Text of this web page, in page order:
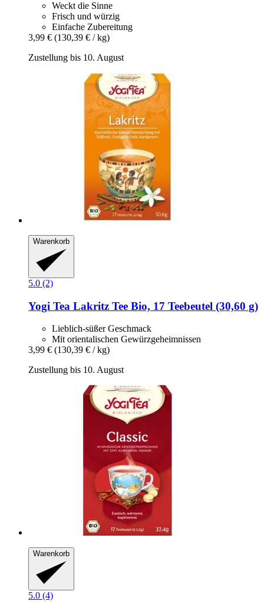
Weckt die Sinne
Frisch und würzig
Einfache Zubereitung
3,99 € (130,39 € / kg)
Zustellung bis 10. August
Warenkorb
5.0 (2)
Yogi Tea Lakritz Tee Bio, 17 Teebeutel (30,60 g)
Lieblich-süßer Geschmack
Mit orientalischen Gewürzgeheimnissen
3,99 € (130,39 € / kg)
Zustellung bis 10. August
Warenkorb
5.0 (4)